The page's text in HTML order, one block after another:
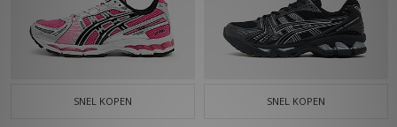
SNEL KOPEN SNEL KOPEN